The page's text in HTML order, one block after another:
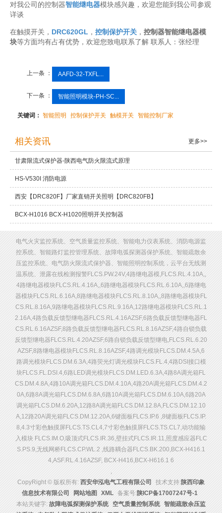
对我公司的控制器智能继电器模块感兴趣，欢迎您能到我公司参观
详谈
在触摸开关， DRC620GL ， 控制保护开关 ， 控制器智能继电器模
块等方面均有占有优势，欢迎您致电联系了解 联系人：张经理
上一条 ： AAFD-32-TXFL...
下一条 ： 智能照明模块-PH-SC...
关键词： 智能照明 控制保护开关 触模开关 智能控制厂家
相关资讯 更多>>
甘肃限流式保护器-陕西电气防火限流式原理
HS-V530I 消防电源
西安【DRC820F】厂家直销开关照明【DRC820FB】
BCX-H1016 BCX-H1020照明开关控制器
电气火灾监控系统、空气质量监控系统、智能电力仪表系统、消防电源监
控系统、智能路灯监控管理系统、故障电弧探测器保护系统、智能疏散余
压监控系统、电气防火限流式保护器、智能照明控制系统，云平台无线测
温系统、泄露在线检测报警FLCS.PW.24V,4路继电器模,FLCS.RL.4.10A,,
4路继电器模块FLCS.RL.4.16A,,6路继电器模块FLCS.RL.6.10A,,6路继电
器模块FLCS.RL.6.16A,8路继电器模块FLCS.RL.8.10A,,8路继电器模块FL
CS.RL.8.16A,9路继电器模块FLCS.RL.9.16A,12路继电器模块FLCS.RL.1
2.16A,4路负载反馈型继电器FLCS.RL.4.16AZSF,6路负载反馈型继电器FL
CS.RL.6.16AZSF,8路负载反馈型继电器FLCS.RL.8.16AZSF,4路自锁负载
反馈型继电器FLCS.RL.4.20AZSF,6路自锁负载反馈型继电,FLCS.RL.6.20
AZSF,8路继电器模块FLCS.RL.8.16AZSF,4路调光模块FLCS.DM.4.5A,6
路调光模块FLCS.DM.6.3A,4路荧光灯调光模块FLCS.FL.4,4路DSI接口模
块FLCS.FL.DSI.4,6路LED调光模块FLCS.DM.LED.6.3A,4路8A调光箱FL
CS.DM.4.8A,4路10A调光箱FLCS.DM.4.10A,4路20A调光箱FLCS.DM.4.2
0A,6路8A调光箱FLCS.DM.6.8A,6路10A调光箱FLCS.DM.6.10A,6路20A
调光箱FLCS.DM.6.20A,12路8A调光箱FLCS.DM.12.8A,FLCS.DM.12.10
A,12路20A调光箱FLCS.DM.12.20A,6键面板FLCS.IP.6 ,8键面板FLCS.IP.
8,4.3寸彩色触摸屏FLCS.TS.CL4,7寸彩色触摸屏FLCS.TS.CL7,动功能输
入模块 FLCS.IM.O,吸顶式FLCS.IR.36,壁挂式FLCS.IR.11,照度感应器FLC
S.PS.9,无线网桥FLCS.CP.WL.2 ,线路耦合器FLCS.BK.200,BCX-H416.1
4,ASF.RL.4.16AZSF, BCX-H416,BCX-H616.1 6
,
CopyRight © 版权所有: 西安华泓电气工程有限公司 技术支持:陕西印象
信息技术有限公司
网站地图 XML 备案号:陕ICP备17007247号-1
本站关键字: 故障电弧探测保护系统 空气质量控制系统 智能疏散余压监